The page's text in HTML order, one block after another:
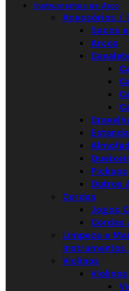
Instrumentos de Arco
Acessórios /
Sacos
Arcos
Pickups
Outros
Cordas
Jogos
Cordas
Limpeza e
Instrumentos
Violinos